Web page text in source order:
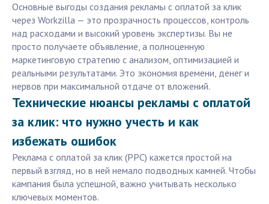
Основные выгоды создания рекламы с оплатой за клик
через Workzilla — это прозрачность процессов, контроль
над расходами и высокий уровень экспертизы. Вы не
просто получаете объявление, а полноценную
маркетинговую стратегию с анализом, оптимизацией и
реальными результатами. Это экономия времени, денег и
нервов при максимальной отдаче от вложений.
Технические нюансы рекламы с оплатой
за клик: что нужно учесть и как
избежать ошибок
Реклама с оплатой за клик (PPC) кажется простой на
первый взгляд, но в ней немало подводных камней. Чтобы
кампания была успешной, важно учитывать несколько
ключевых моментов.